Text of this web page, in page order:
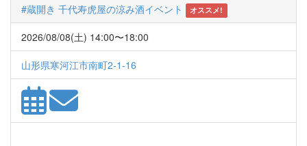
#蔵開き 千代寿虎屋の涼み酒イベント オススメ!
2026/08/08(土) 14:00〜18:00
山形県寒河江市南町2-1-16